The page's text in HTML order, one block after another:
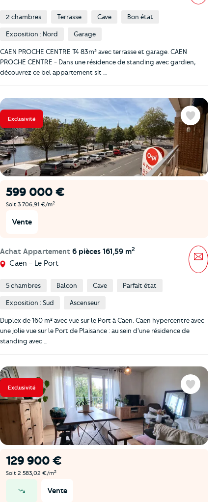
2 chambres Terrasse Cave Bon état
Exposition : Nord Garage
CAEN PROCHE CENTRE T4 83m² avec terrasse et garage. CAEN
PROCHE CENTRE - Dans une résidence de standing avec gardien,
découvrez ce bel appartement sit …
Exclusivité
599 000 €
Soit 3 706,91 €/m2
Vente
Achat Appartement 6 pièces 161,59 m2
Caen - Le Port
Favoris
5 chambres Balcon Cave Parfait état
Exposition : Sud Ascenseur
Duplex de 160 m² avec vue sur le Port à Caen. Caen hypercentre avec
une jolie vue sur le Port de Plaisance : au sein d'une résidence de
standing avec …
Exclusivité
129 900 €
Soit 2 583,02 €/m2
Vente
Favoris